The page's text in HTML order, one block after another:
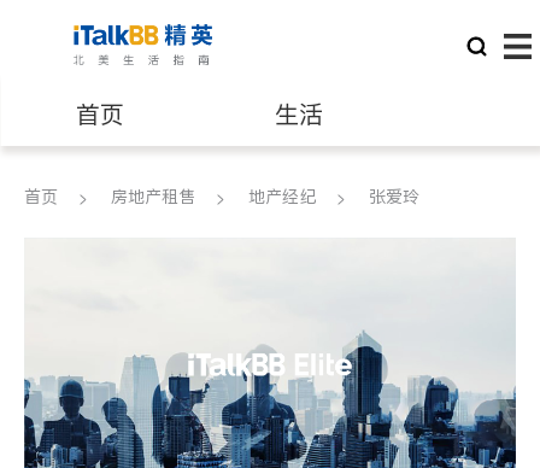
首页 生活
医生 律师
养老 非盈利组织
首页 房地产租售 地产经纪 张爱玲